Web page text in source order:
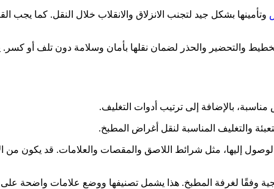
وتأمينها بشكل جيد لتجنب الانزلاق والانقلاب خلال النقل. كما
والتحضير والحذر لضمان نقلها بأمان وسلامة دون تلف أو
بالإضافة إلى ترتيب أدوات التغليف.
والتغليف المناسبة لنقل أغراض المطبخ.
إليها، مثل شرائط اللاصق والمقصات والعلامات. قد يكون من
وفقًا لغرفة المطبخ. هذا يشمل تصنيفها ووضع علامات واضحة